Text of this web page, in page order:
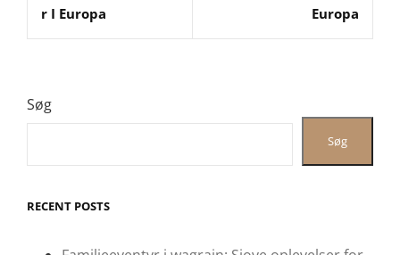
r I Europa
Europa
Søg
Søg
RECENT POSTS